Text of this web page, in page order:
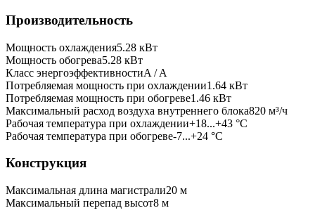
Производительность
Мощность охлаждения5.28 кВт
Мощность обогрева5.28 кВт
Класс энергоэффективностиA / A
Потребляемая мощность при охлаждении1.64 кВт
Потребляемая мощность при обогреве1.46 кВт
Максимальный расход воздуха внутреннего блока820 м³/ч
Рабочая температура при охлаждении+18...+43 °C
Рабочая температура при обогреве-7...+24 °C
Конструкция
Максимальная длина магистрали20 м
Максимальный перепад высот8 м